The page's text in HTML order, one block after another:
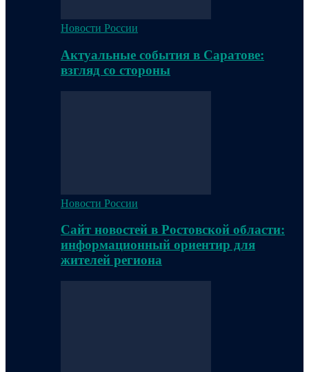
Новости России
Актуальные события в Саратове:
взгляд со стороны
Новости России
Сайт новостей в Ростовской области:
информационный ориентир для
жителей региона